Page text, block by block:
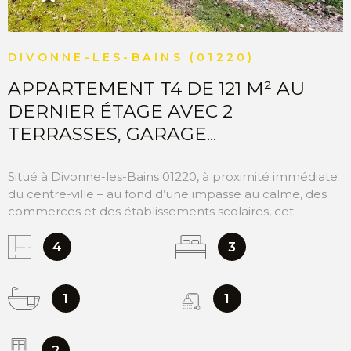
DIVONNE-LES-BAINS (01220)
APPARTEMENT T4 DE 121 M² AU
DERNIER ÉTAGE AVEC 2
TERRASSES, GARAGE...
Situé à Divonne-les-Bains 01220, à proximité immédiate
du centre-ville – au fond d’une impasse au calme, des
commerces et des établissements scolaires, cet
dernier étage d’une résidence récente de standing
construite en 2014, répondant aux normes basse
avec une penderie, une cuisine entièrement équipée
séparée, un vaste séjour / salle à manger lumineux avec
4 3
1 1